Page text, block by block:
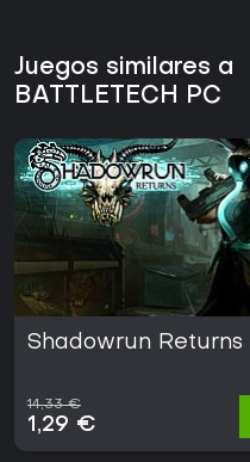
Juegos similares a
BATTLETECH PC
Shadowrun Returns
14,33 €
1,29 €